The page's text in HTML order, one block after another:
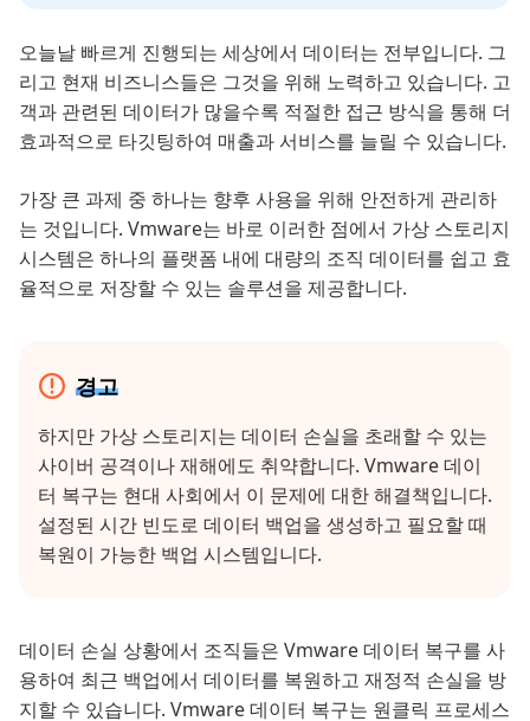
오늘날 빠르게 진행되는 세상에서 데이터는 전부입니다. 그
리고 현재 비즈니스들은 그것을 위해 노력하고 있습니다. 고
객과 관련된 데이터가 많을수록 적절한 접근 방식을 통해 더
효과적으로 타깃팅하여 매출과 서비스를 늘릴 수 있습니다.
가장 큰 과제 중 하나는 향후 사용을 위해 안전하게 관리하
는 것입니다. Vmware는 바로 이러한 점에서 가상 스토리지
시스템은 하나의 플랫폼 내에 대량의 조직 데이터를 쉽고 효
율적으로 저장할 수 있는 솔루션을 제공합니다.
경고
하지만 가상 스토리지는 데이터 손실을 초래할 수 있는
사이버 공격이나 재해에도 취약합니다. Vmware 데이
터 복구는 현대 사회에서 이 문제에 대한 해결책입니다.
설정된 시간 빈도로 데이터 백업을 생성하고 필요할 때
복원이 가능한 백업 시스템입니다.
데이터 손실 상황에서 조직들은 Vmware 데이터 복구를 사
용하여 최근 백업에서 데이터를 복원하고 재정적 손실을 방
지할 수 있습니다. Vmware 데이터 복구는 원클릭 프로세스